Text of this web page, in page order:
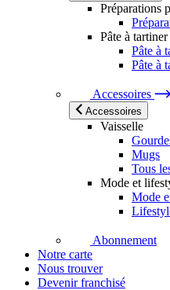
Préparations
Pâte à tartiner
Pâte à
Pâte à
Accessoires
Accessoires
Vaisselle
Mugs
Tous
Mode et
Mode
Abonnement
Notre carte
Nous trouver
Devenir franchisé